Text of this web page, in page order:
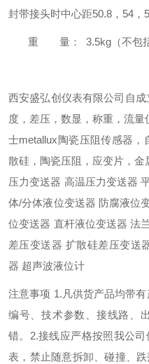
封带接头时中心距50.8，54，
重 量： 3.5kg（不包括
西安盛弘创仪表有限公司自
度，差压，数显，称重，流
士metallux陶瓷压阻传感器
散硅，陶瓷压阻，应变片，
压力变送器 高温压力变送器
体/分体液位变送器 防腐液位
位变送器 直杆液位变送器 法
差压变送器 扩散硅差压变送
器 超声波液位计
注意事项 1.凡供货产品均带
编号、技术参数、接线路、
错。2.接线应严格按照我公
表，禁止随意拆卸、碰撞、